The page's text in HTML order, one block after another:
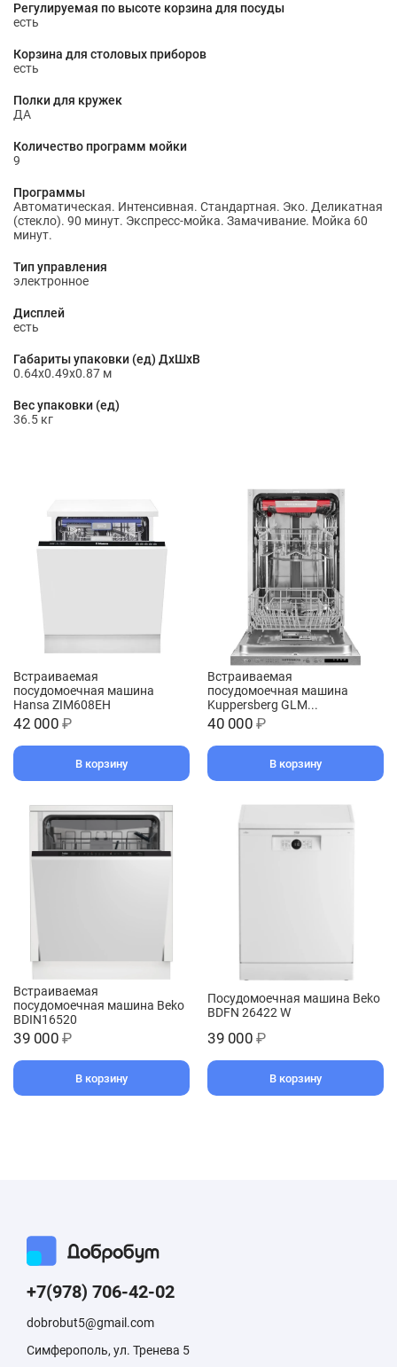
Регулируемая по высоте корзина для посуды
есть
Корзина для столовых приборов
есть
Полки для кружек
ДА
Количество программ мойки
9
Программы
Автоматическая. Интенсивная. Стандартная. Эко. Деликатная
(стекло). 90 минут. Экспресс-мойка. Замачивание. Мойка 60
минут.
Тип управления
электронное
Дисплей
есть
Габариты упаковки (ед) ДхШхВ
0.64x0.49x0.87 м
Вес упаковки (ед)
36.5 кг
Встраиваемая
посудомоечная машина
Hansa ZIM608EH
42 000 ₽
В корзину
Встраиваемая
посудомоечная машина
Kuppersberg GLM...
40 000 ₽
В корзину
Встраиваемая
посудомоечная машина Beko
BDIN16520
39 000 ₽
В корзину
Посудомоечная машина Beko
BDFN 26422 W
39 000 ₽
В корзину
+7(978) 706-42-02
dobrobut5@gmail.com
Симферополь, ул. Тренева 5